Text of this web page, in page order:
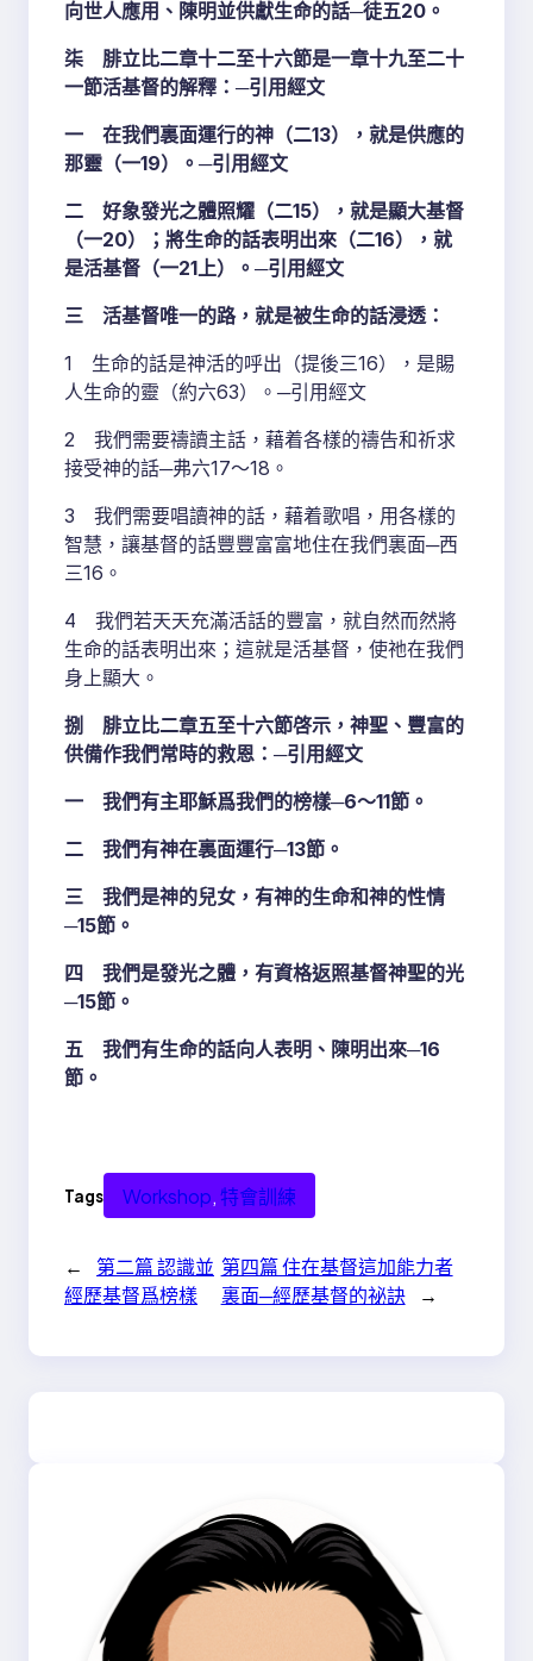
向世人應用、陳明並供獻生命的話─徒五20。
柒 腓立比二章十二至十六節是一章十九至二十
一節活基督的解釋：─引用經文
一 在我們裏面運行的神（二13），就是供應的
那靈（一19）。─引用經文
二 好象發光之體照耀（二15），就是顯大基督
（一20）；將生命的話表明出來（二16），就
是活基督（一21上）。─引用經文
三 活基督唯一的路，就是被生命的話浸透：
1 生命的話是神活的呼出（提後三16），是賜
人生命的靈（約六63）。─引用經文
2 我們需要禱讀主話，藉着各樣的禱告和祈求
接受神的話─弗六17～18。
3 我們需要唱讀神的話，藉着歌唱，用各樣的
智慧，讓基督的話豐豐富富地住在我們裏面─西
三16。
4 我們若天天充滿活話的豐富，就自然而然將
生命的話表明出來；這就是活基督，使祂在我們
身上顯大。
捌 腓立比二章五至十六節啓示，神聖、豐富的
供備作我們常時的救恩：─引用經文
一 我們有主耶穌爲我們的榜樣─6～11節。
二 我們有神在裏面運行─13節。
三 我們是神的兒女，有神的生命和神的性情
─15節。
四 我們是發光之體，有資格返照基督神聖的光
─15節。
五 我們有生命的話向人表明、陳明出來─16
節。
Tags Workshop, 特會訓練
←
第二篇 認識並
經歷基督爲榜樣
第四篇 住在基督這加能力者
裏面─經歷基督的祕訣
→